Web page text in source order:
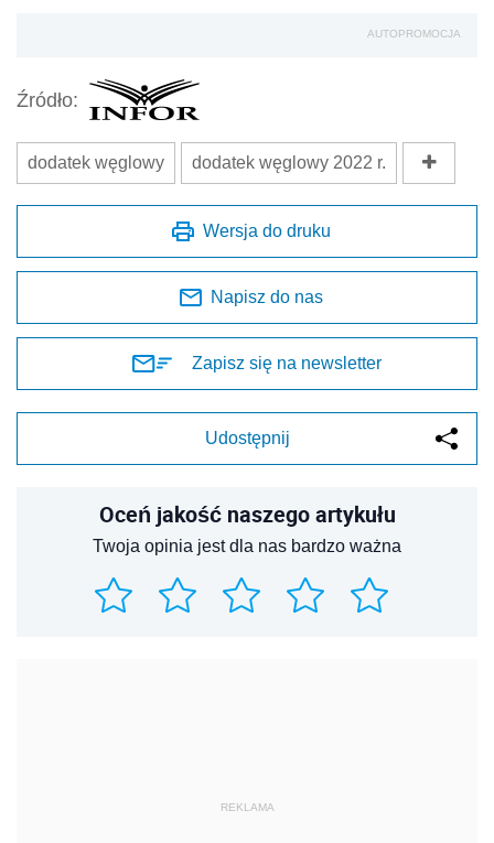
AUTOPROMOCJA
Źródło:
dodatek węglowy dodatek węglowy 2022 r.
Wersja do druku
Napisz do nas
Zapisz się na newsletter
Udostępnij
Oceń jakość naszego artykułu
Twoja opinia jest dla nas bardzo ważna
REKLAMA